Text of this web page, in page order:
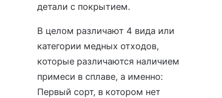
детали с покрытием.
В целом различают 4 вида или
категории медных отходов,
которые различаются наличием
примеси в сплаве, а именно:
Первый сорт, в котором нет